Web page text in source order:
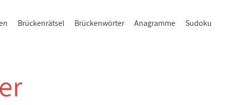
Brückenrätsel Brückenwörter Anagramme Sudoku